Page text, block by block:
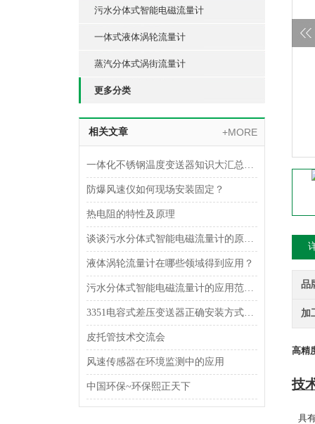
污水分体式智能电磁流量计
一体式液体涡轮流量计
蒸汽分体式涡街流量计
更多分类
相关文章 +MORE
一体化不锈钢温度变送器知识大汇总，入门必看！
防爆风速仪如何现场安装固定？
热电阻的特性及原理
谈谈污水分体式智能电磁流量计的原理和特点
液体涡轮流量计在哪些领域得到应用？
污水分体式智能电磁流量计的应用范围及特点
3351电容式差压变送器正确安装方式，一定得掌握！
皮托管技术交流会
风速传感器在环境监测中的应用
中国环保~环保熙正天下
品
加
高精
技
具